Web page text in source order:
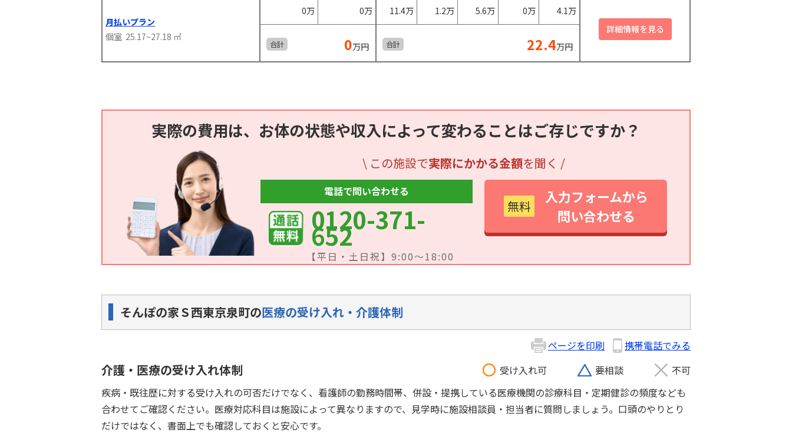
月払いプラン
個室 25.17~27.18 ㎡
0万 0万 11.4万 1.2万 5.6万 0万 4.1万
合計 0万円 合計 22.4万円
実際の費用は、お体の状態や収入によって変わることはご存じですか？
\ この施設で実際にかかる金額を聞く /
電話で問い合わせる
0120-371-
652
【平日・土日祝】9:00～18:00
無料
入力フォームから
問い合わせる
そんぽの家Ｓ西東京泉町の医療の受け入れ・介護体制
ページを印刷 携帯電話でみる
介護・医療の受け入れ体制 受け入れ可 要相談
不可
疾病・既往歴に対する受け入れの可否だけでなく、看護師の勤務時間帯、併設・提携している医療機関の診療科目・定期健診の頻度なども
合わせてご確認ください。医療対応科目は施設によって異なりますので、見学時に施設相談員・担当者に質問しましょう。口頭のやりとり
だけではなく、書面上でも確認しておくと安心です。